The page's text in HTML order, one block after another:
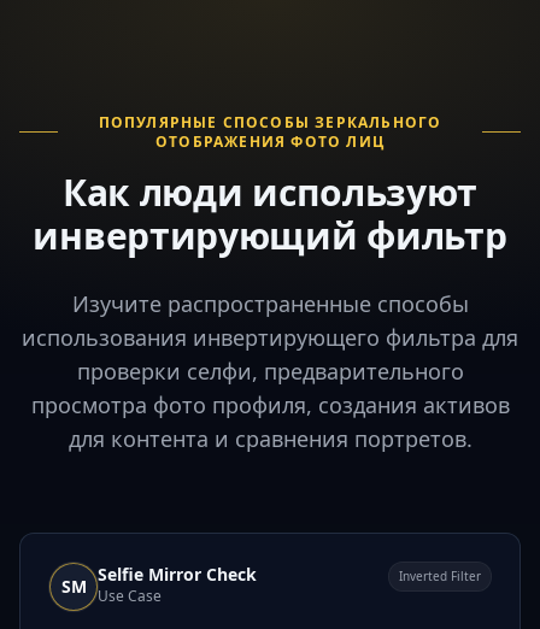
ПОПУЛЯРНЫЕ СПОСОБЫ ЗЕРКАЛЬНОГО
ОТОБРАЖЕНИЯ ФОТО ЛИЦ
Как люди используют
инвертирующий фильтр
Изучите распространенные способы
использования инвертирующего фильтра для
проверки селфи, предварительного
просмотра фото профиля, создания активов
для контента и сравнения портретов.
SM
Selfie Mirror Check
Use Case
Inverted Filter